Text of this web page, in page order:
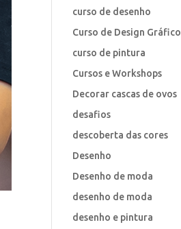
curso de desenho
Curso de Design Gráfico
curso de pintura
Cursos e Workshops
Decorar cascas de ovos
desafios
descoberta das cores
Desenho
Desenho de moda
desenho de moda
desenho e pintura